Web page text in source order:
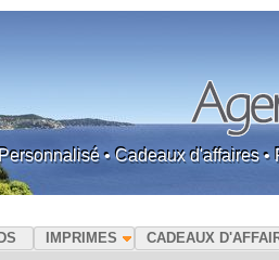
• Cadeaux d'affaires
IMPRIMES CADEAUX